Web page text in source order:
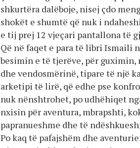
shkurtëra dalëboje, nisej çdo
shokët e shumtë që nuk i
e tij prej 12 vjeçari pantallona të
Që në faqet e para të libri Ismaili
besimin e të tjerëve, për
dhe vendosmërinë, tipare të një
arketipi të lirë, që edhe pse
nuk nënshtrohet, po udhëhiqet
nxisin për aventura, mbrapshti,
papranueshme dhe të
Po kaq të pafajshëm dhe